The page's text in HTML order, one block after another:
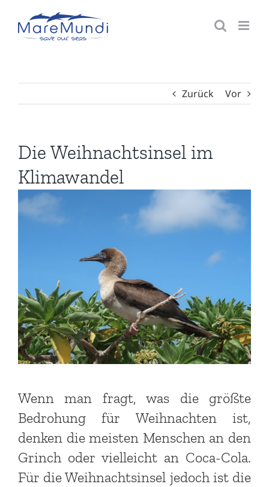
Inhalt
springen
Zurück Vor
Die Weihnachtsinsel im
Klimawandel
Wenn man fragt, was die größte
Bedrohung für Weihnachten ist,
denken die meisten Menschen an den
Grinch oder vielleicht an Coca-Cola.
Für die Weihnachtsinsel jedoch ist die